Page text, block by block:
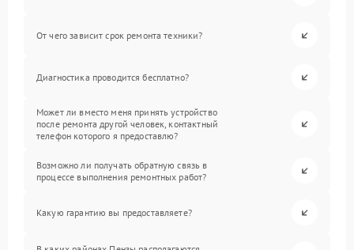
От чего зависит срок ремонта техники?
Диагностика проводится бесплатно?
Может ли вместо меня принять устройство
после ремонта другой человек, контактный
телефон которого я предоставлю?
Возможно ли получать обратную связь в
процессе выполнения ремонтных работ?
Какую гарантию вы предоставляете?